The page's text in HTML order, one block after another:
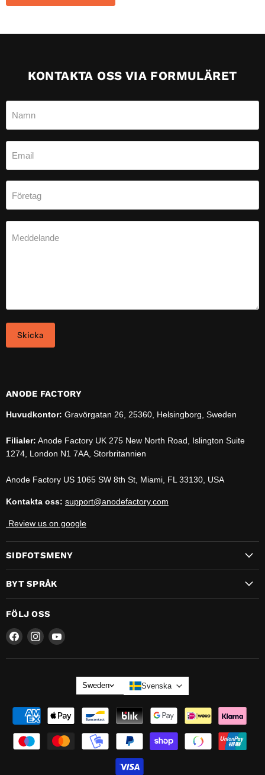
KONTAKTA OSS VIA FORMULÄRET
Namn
Email
Företag
Meddelande
Skicka
ANODE FACTORY
Huvudkontor: Gravörgatan 26, 25360, Helsingborg, Sweden
Filialer: Anode Factory UK 275 New North Road, Islington Suite
1274, London N1 7AA, Storbritannien
Anode Factory US 1065 SW 8th St, Miami, FL 33130, USA
Kontakta oss: support@anodefactory.com
Review us on google
SIDFOTSMENY
BYT SPRÅK
FÖLJ OSS
Hitta
oss
på
Hitta
oss
på
Hitta
på
Sweden SPRÅK
Svenska